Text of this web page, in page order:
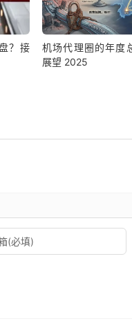
？接
机场代理圈的年度
展望 2025